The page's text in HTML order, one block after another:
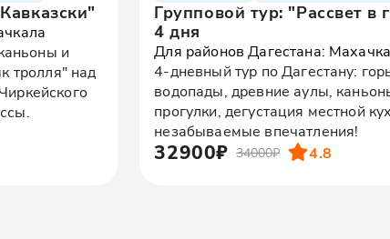
и
тролля" над
Групповой тур: "Рассвет в
4 дня
Для районов Дагестана:
4-дневный тур по Дагестану:
водопады, древние аулы,
прогулки, дегустация местной
незабываемые впечатления!
32900₽ 34000₽ 4.8